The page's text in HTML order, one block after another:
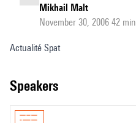
Mikhail Malt
November 30, 2006 42 min
Actualité Spat
speakers